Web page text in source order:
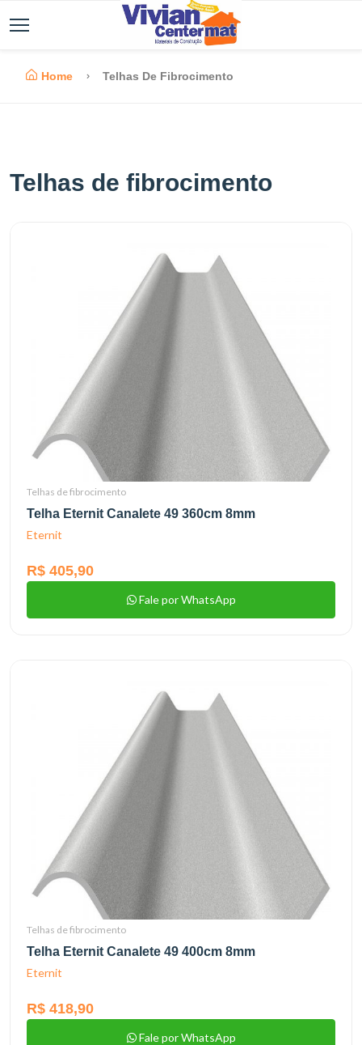
Home Telhas De Fibrocimento
Telhas de fibrocimento
Telhas de fibrocimento
Telha Eternit Canalete 49 360cm 8mm
Eternit
R$ 405,90
Fale por WhatsApp
Telhas de fibrocimento
Telha Eternit Canalete 49 400cm 8mm
Eternit
R$ 418,90
Fale por WhatsApp